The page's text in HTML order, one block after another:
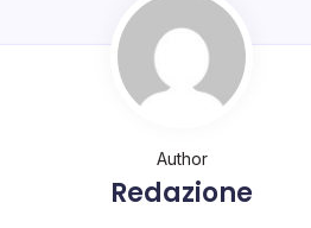
Author
Redazione